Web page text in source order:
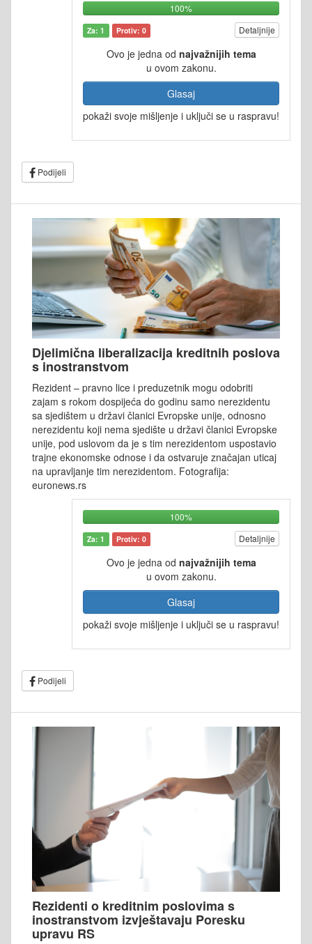
100%
Za: 1 Protiv: 0 Detaljnije
Ovo je jedna od najvažnijih tema
u ovom zakonu.
Glasaj
pokaži svoje mišljenje i uključi se u raspravu!
Podijeli
Djelimična liberalizacija kreditnih poslova
s inostranstvom
Rezident – pravno lice i preduzetnik mogu odobriti
zajam s rokom dospijeća do godinu samo nerezidentu
sa sjedištem u državi članici Evropske unije, odnosno
nerezidentu koji nema sjedište u državi članici Evropske
unije, pod uslovom da je s tim nerezidentom uspostavio
trajne ekonomske odnose i da ostvaruje značajan uticaj
na upravljanje tim nerezidentom. Fotografija:
euronews.rs
100%
Za: 1 Protiv: 0 Detaljnije
Ovo je jedna od najvažnijih tema
u ovom zakonu.
Glasaj
pokaži svoje mišljenje i uključi se u raspravu!
Podijeli
Rezidenti o kreditnim poslovima s
inostranstvom izvještavaju Poresku
upravu RS